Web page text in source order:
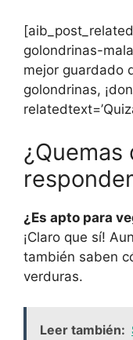
golondrinas-
mejor guardado
golondrinas,
¿Quemas
¿Es apto para
¡Claro que sí!
también saben
verduras.
Leer también: